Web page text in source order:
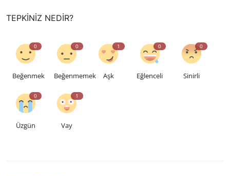
TEPKINIZ NEDIR?
0
Beğenmek
0
Beğenmemek
1
Aşk
0
Eğlenceli
0
Sinirli
0
Üzgün
1
Vay